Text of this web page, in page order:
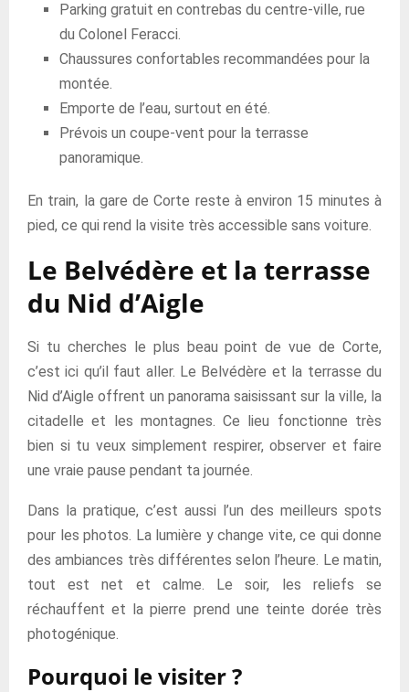
Parking gratuit en contrebas du centre-ville, rue
du Colonel Feracci.
Chaussures confortables recommandées pour la
montée.
Emporte de l’eau, surtout en été.
Prévois un coupe-vent pour la terrasse
panoramique.
En train, la gare de Corte reste à environ 15 minutes à
pied, ce qui rend la visite très accessible sans voiture.
Le Belvédère et la terrasse
du Nid d’Aigle
Si tu cherches le plus beau point de vue de Corte,
c’est ici qu’il faut aller. Le Belvédère et la terrasse du
Nid d’Aigle offrent un panorama saisissant sur la ville, la
citadelle et les montagnes. Ce lieu fonctionne très
bien si tu veux simplement respirer, observer et faire
une vraie pause pendant ta journée.
Dans la pratique, c’est aussi l’un des meilleurs spots
pour les photos. La lumière y change vite, ce qui donne
des ambiances très différentes selon l’heure. Le matin,
tout est net et calme. Le soir, les reliefs se
réchauffent et la pierre prend une teinte dorée très
photogénique.
Pourquoi le visiter ?